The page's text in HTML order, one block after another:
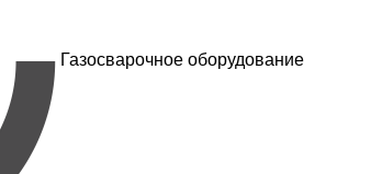
Газосварочное оборудование